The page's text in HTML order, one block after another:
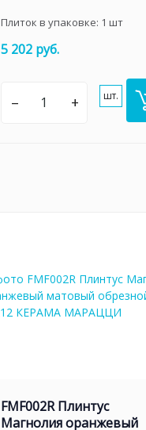
Плиток в упаковке: 1 шт
5 202 руб.
– + шт.
FMF002R Плинтус
Магнолия оранжевый